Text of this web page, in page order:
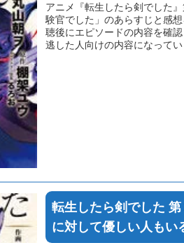
アニメ『転生したら剣でした
験官でした」のあらすじと感
聴後にエピソードの内容を確
逃した人向けの内容になって
転生したら剣でした
に対して優しい人もい